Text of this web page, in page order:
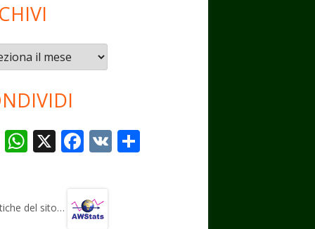
T
gr
W
s
X F
b
V
del sito…